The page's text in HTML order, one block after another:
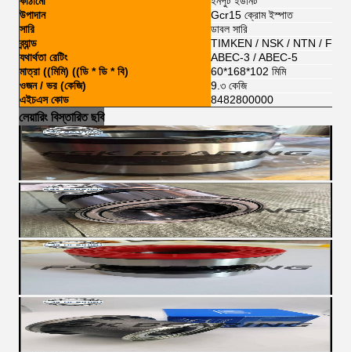
উপাদান
Gcr15 ক্রোম ইস্পাত
সারি
ডাবল সারি
ব্র্যান্ড
TIMKEN / NSK / NTN /
যথার্থতা রেটিং
ABEC-3 / ABEC-5
মাত্রা ((মিমি) ((ডি * ডি * বি)
60*168*102 মিমি
ওজন / ভর (কেজি)
9.৩ কেজি
এইচএস কোড
8482800000
লেয়ারিং বিস্তারিত ছবি